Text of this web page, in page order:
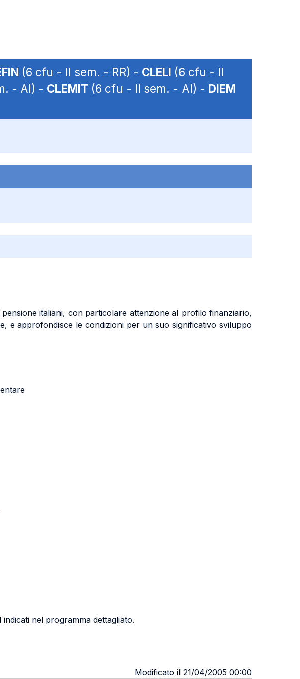
(6 cfu - II sem. - RR) - CLELI (6 cfu - II
- AI) - CLEMIT (6 cfu - II sem. - AI) - DIEM
italiani, con particolare attenzione al profilo finanziario,
e approfondisce le condizioni per un suo significativo sviluppo
nel programma dettagliato.
Modificato il 21/04/2005 00:00